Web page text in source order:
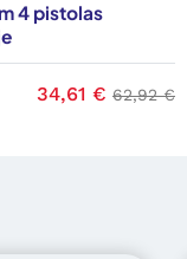
4 pistolas
Precio
34,61 € Precio
62,92 €